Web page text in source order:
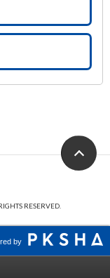
RESERVED.
by